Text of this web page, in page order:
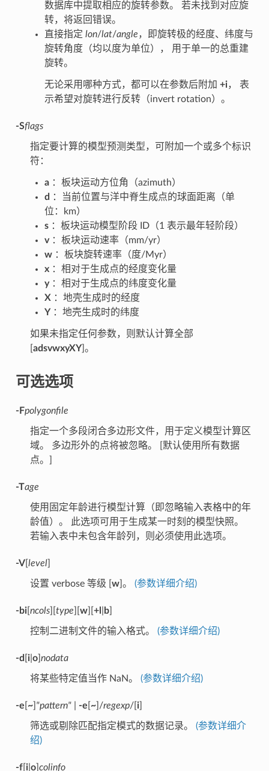
数据库中提取相应的旋转参数。 若未找到对应旋
转，将返回错误。
直接指定 lon/lat/angle，即旋转极的经度、纬度与
旋转角度（均以度为单位）， 用于单一的总重建
旋转。
无论采用哪种方式，都可以在参数后附加 +i， 表
示希望对旋转进行反转（invert rotation）。
-Sflags
指定要计算的模型预测类型，可附加一个或多个标识
符：
a：板块运动方位角（azimuth）
d ：当前位置与洋中脊生成点的球面距离（单
位：km）
s：板块运动模型阶段 ID（1 表示最年轻阶段）
v：板块运动速率（mm/yr）
w：板块旋转速率（度/Myr）
x：相对于生成点的经度变化量
y：相对于生成点的纬度变化量
X：地壳生成时的经度
Y：地壳生成时的纬度
如果未指定任何参数，则默认计算全部
adsvwxyXY]。
可选选项
-Fpolygonfile
指定一个多段闭合多边形文件，用于定义模型计算区
域。 多边形外的点将被忽略。 [默认使用所有数据
点。]
-Tage
使用固定年龄进行模型计算（即忽略输入表格中的年
龄值）。 此选项可用于生成某一时刻的模型快照。
若输入表中未包含年龄列，则必须使用此选项。
-V[ level]
设置 verbose 等级 [ w]。 (参数详细介绍)
-bi[ ncols][ type w][ +l b]
控制二进制文件的输入格式。 (参数详细介绍)
-d i| o] nodata
将某些特定值当作 NaN。 (参数详细介绍)
-e ~] "pattern"| -e ~]/regexp/[ i]
筛选或剔除匹配指定模式的数据记录。 (参数详细介
绍)
-f[ i| o] colinfo